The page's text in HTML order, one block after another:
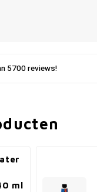
5700 reviews!
ml